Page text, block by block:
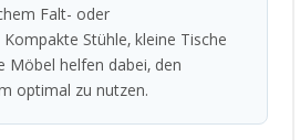
Falt- oder
Stühle, kleine Tische
Möbel helfen dabei, den
optimal zu nutzen.